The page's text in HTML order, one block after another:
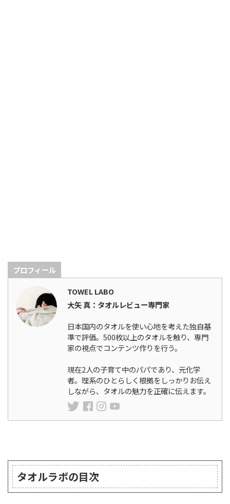
プロフィール
TOWEL LABO
大矢 真：タオルレビュー専門家
日本国内のタオルを使い心地を考えた独自基
準で評価。500枚以上のタオルを触り、専門
家の視点でコンテンツ作りを行う。
現在2人の子育て中のパパであり、元化学
者。理系のひとらしく根拠をしっかりお伝え
しながら、タオルの魅力を正確に伝えます。
タオルラボの目次